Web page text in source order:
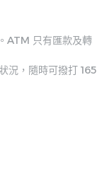
ATM 只有匯款及轉
況，隨時可撥打 165